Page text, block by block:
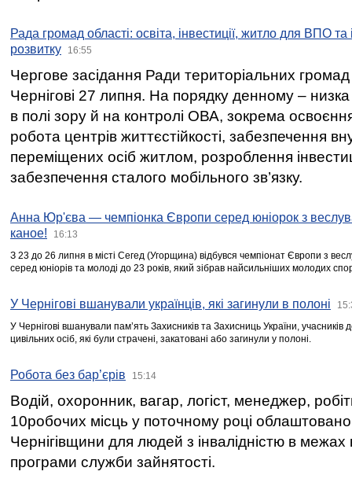
Рада громад області: освіта, інвестиції, житло для ВПО
розвитку
16:55
Чергове засідання Ради територіальних громад
Чернігові 27 липня. На порядку денному –
в полі зору й на контролі ОВА, зокрема освоєння
робота центрів життєстійкості, забезпечення
переміщених осіб житлом, розроблення
забезпечення сталого мобільного зв’язку.
Анна Юр'єва — чемпіонка Європи серед юніорок з
каное!
16:13
З 23 до 26 липня в місті Сегед (Угорщина) відбувся чемпіонат Європи з
серед юніорів та молоді до 23 років, який зібрав найсильніших молодих
У Чернігові вшанували українців, які загинули в полоні
У Чернігові вшанували пам’ять Захисників та Захисниць України,
цивільних осіб, які були страчені, закатовані або загинули у полоні.
Робота без бар’єрів 15:14
Водій, охоронник, вагар, логіст, менеджер,
10робочих місць у поточному році
Чернігівщини для людей з інвалідністю в межах
програми служби зайнятості.